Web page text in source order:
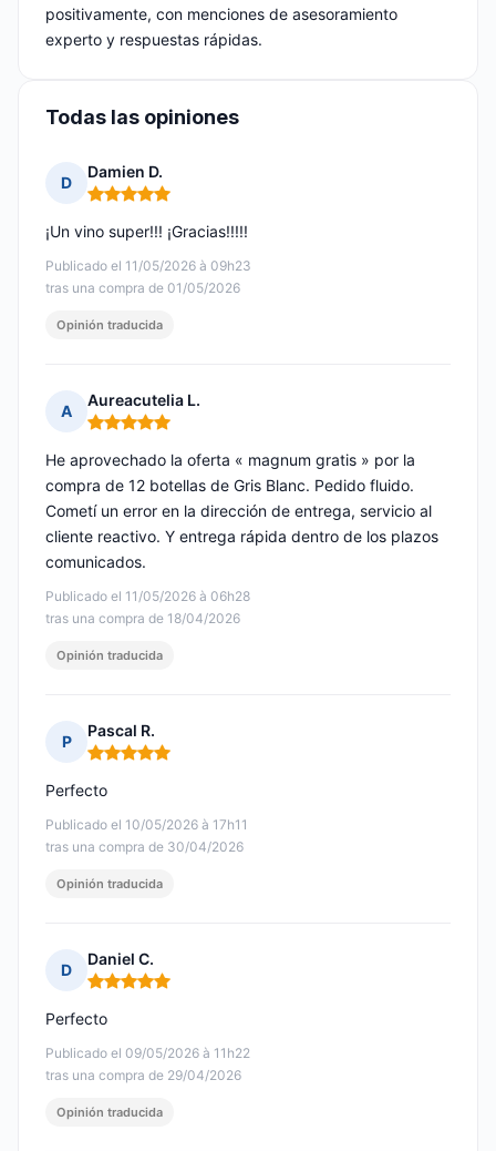
positivamente, con menciones de asesoramiento
experto y respuestas rápidas.
Todas las opiniones
D
Damien D.
Nota: 5 de 5
Publicado el 11/05/2026 à 09h23
tras una compra de 01/05/2026
¡Un vino super!!! ¡Gracias!!!!!
Opinión traducida
A
Aureacutelia L.
Nota: 5 de 5
Publicado el 11/05/2026 à 06h28
tras una compra de 18/04/2026
He aprovechado la oferta « magnum gratis » por la
compra de 12 botellas de Gris Blanc. Pedido fluido.
Cometí un error en la dirección de entrega, servicio al
cliente reactivo. Y entrega rápida dentro de los plazos
comunicados.
Opinión traducida
P
Pascal R.
Nota: 5 de 5
Publicado el 10/05/2026 à 17h11
tras una compra de 30/04/2026
Perfecto
Opinión traducida
D
Daniel C.
Nota: 5 de 5
Publicado el 09/05/2026 à 11h22
tras una compra de 29/04/2026
Perfecto
Opinión traducida